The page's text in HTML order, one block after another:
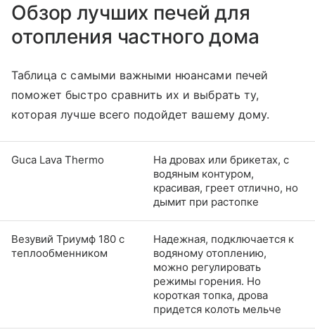
Обзор лучших печей для
отопления частного дома
Таблица с самыми важными нюансами печей
поможет быстро сравнить их и выбрать ту,
которая лучше всего подойдет вашему дому.
Guca Lava Thermo
На дровах или брикетах, с
водяным контуром,
красивая, греет отлично, но
дымит при растопке
Везувий Триумф 180 с
теплообменником
Надежная, подключается к
водяному отоплению,
можно регулировать
режимы горения. Но
короткая топка, дрова
придется колоть мельче